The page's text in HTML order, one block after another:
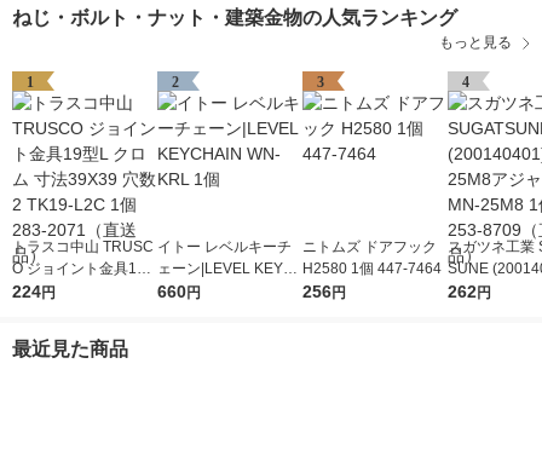
ねじ・ボルト・ナット・建築金物の人気ランキング
もっと見る
1
トラスコ中山 TRUSC
O ジョイント金具19
型L クロム 寸法39X3
品）
224円
2
イトー レベルキーチ
ェーン|LEVEL KEYC
HAIN WN-KRL 1個
660円
3
ニトムズ ドアフック
H2580 1個 447-7464
256円
4
スガツネ工業
SUNE
Nー25M8ア
262円
最近見た商品